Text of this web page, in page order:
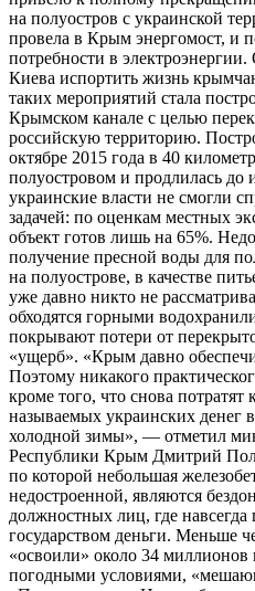
на полуостров с украинской
провела в Крым энергомост, и
потребности в
Киева испортить жизнь
таких мероприятий стала
Крымском канале с целью
российскую территорию.
октябре 2015 года в 40
полуостровом и продлилась до
украинские власти не смогли
задачей: по оценкам местных
объект готов лишь на 65%.
получение пресной воды для
на полуострове, в качестве
уже давно никто не
обходятся горными
покрывают потери от
«ущерб». «Крым давно
Поэтому никакого
кроме того, что снова потратят
называемых украинских денег
холодной зимы», — отметил
Республики Крым Дмитрий
по которой небольшая
недостроенной, являются
должностных лиц, где
государством деньги. Меньше
«освоили» около 34
погодными условиями,